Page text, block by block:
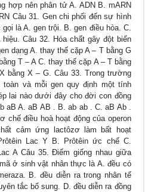
hợp nên phân tử A. ADN B. mARN
Câu 31. Gen chi phối đến sự hình
là A. gen trội. B. gen điều hòa. C.
Câu 32. Hóa chất gây đột biến
dạng A. thay thế cặp A – T bằng G
T – A C. thay thế cặp A – T bằng
bằng X – G. Câu 33. Trong trường
và mỗi gen quy định một tính
lai nào dưới đây cho đời con đồng
aB A. aB AB . B. ab ab . C. aB Ab .
chế điều hoà hoạt động của operon
cảm ứng lactôzơ làm bất hoạt
Lac Y B. Prôtêin ức chế C.
A Câu 35. Điểm giống nhau giữa
ở sinh vật nhân thực là A. đều có
B. đều diễn ra trong nhân tế
tắc bổ sung. D. đều diễn ra đồng